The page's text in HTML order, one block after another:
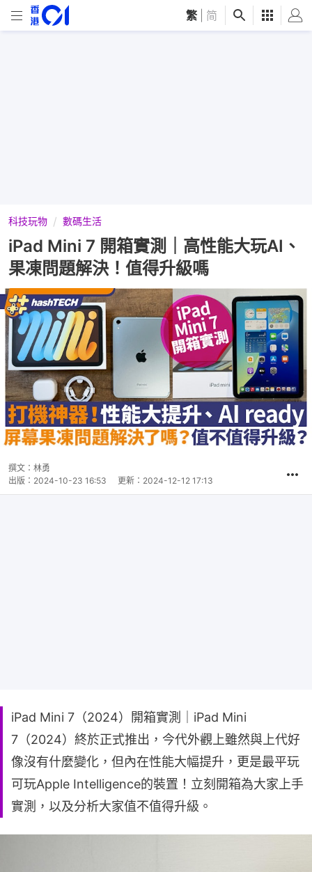
繁 简
科技玩物 數碼生活
iPad Mini 7 開箱實測｜高性能大玩AI、
果凍問題解決！值得升級嗎
撰文： 林勇
出版： 2024-10-23 16:53 更新： 2024-12-12 17:13
iPad Mini 7（2024）開箱實測｜iPad Mini
7（2024）終於正式推出，今代外觀上雖然與上代好
像沒有什麼變化，但內在性能大幅提升，更是最平玩
可玩Apple Intelligence的裝置！立刻開箱為大家上手
實測，以及分析大家值不值得升級。